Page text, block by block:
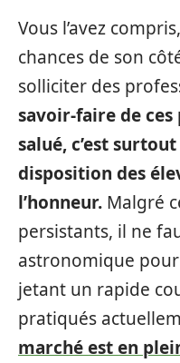
Vous l’avez
chances de son
solliciter des
savoir-faire de
salué, c’est
disposition des
l’honneur. Malgré
persistants, il ne
astronomique pour
jetant un rapide
pratiqués
marché est en